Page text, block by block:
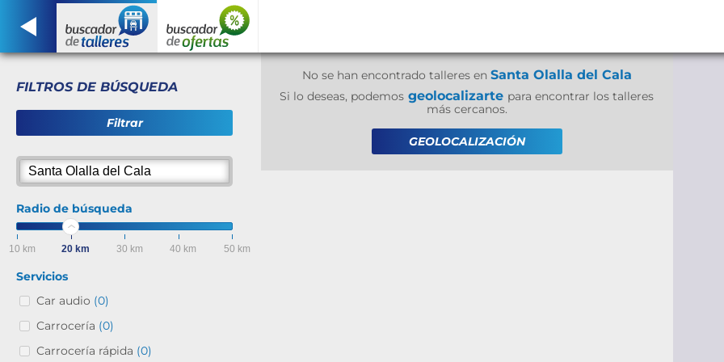
FILTROS DE BÚSQUEDA
Filtrar
Radio de búsqueda
10 km 20 km 30 km 40 km 50 km
Servicios
Car audio (0)
Carrocería (0)
Carrocería rápida (0)
No se han encontrado talleres en Santa Olalla del Cala
Si lo deseas, podemos geolocalizarte para encontrar los talleres
más cercanos.
GEOLOCALIZACIÓN